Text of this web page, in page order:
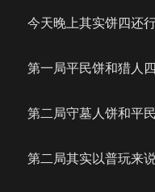
今天晚上其实饼四还
第一局平民饼和猎人四
第二局守墓人饼和平
第二局其实以普玩来